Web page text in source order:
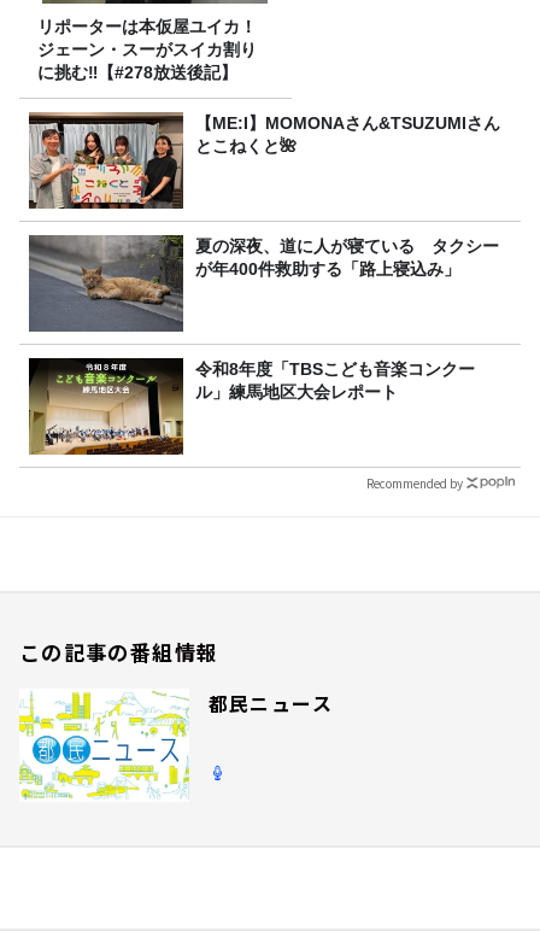
リポーターは本仮屋ユイカ！
ジェーン・スーがスイカ割り
に挑む‼【#278放送後記】
【ME:I】MOMONAさん&TSUZUMIさん
とこねくと🌺
夏の深夜、道に人が寝ている タクシー
が年400件救助する「路上寝込み」
令和8年度「TBSこども音楽コンクー
ル」練馬地区大会レポート
Recommended by
この記事の番組情報
都民ニュース